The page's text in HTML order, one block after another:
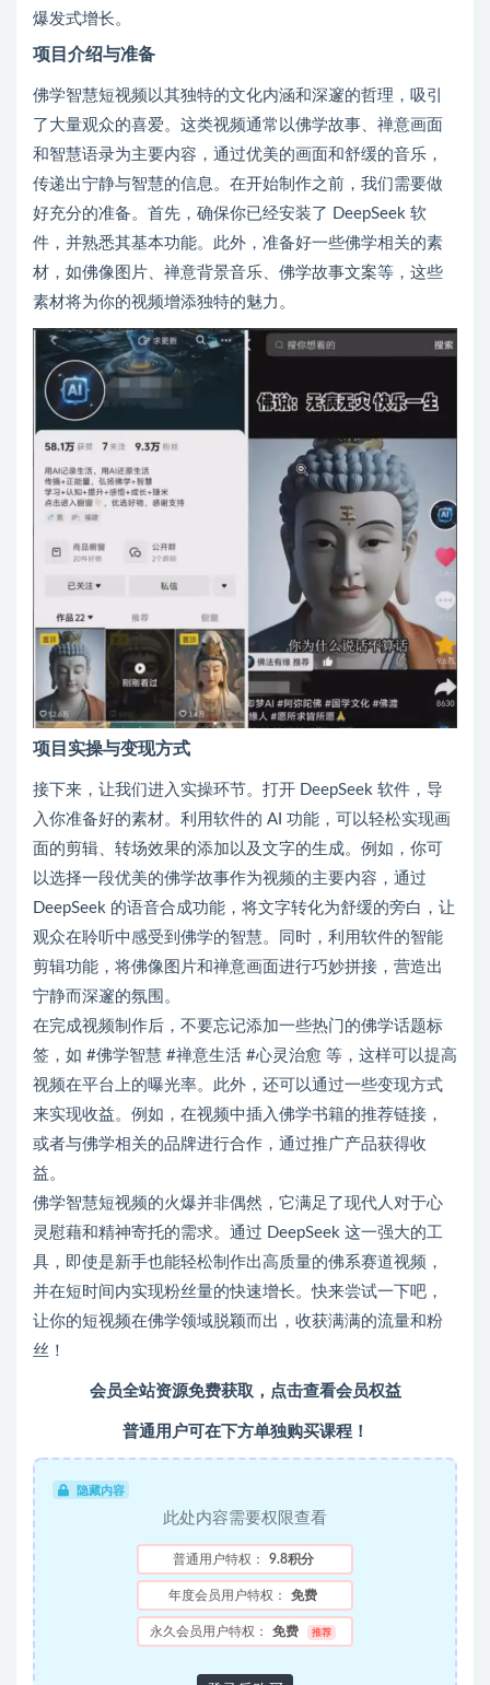
爆发式增长。
项目介绍与准备
佛学智慧短视频以其独特的文化内涵和深邃的哲理，吸引
了大量观众的喜爱。这类视频通常以佛学故事、禅意画面
和智慧语录为主要内容，通过优美的画面和舒缓的音乐，
传递出宁静与智慧的信息。在开始制作之前，我们需要做
好充分的准备。首先，确保你已经安装了 DeepSeek 软
件，并熟悉其基本功能。此外，准备好一些佛学相关的素
材，如佛像图片、禅意背景音乐、佛学故事文案等，这些
素材将为你的视频增添独特的魅力。
项目实操与变现方式
接下来，让我们进入实操环节。打开 DeepSeek 软件，导
入你准备好的素材。利用软件的 AI 功能，可以轻松实现画
面的剪辑、转场效果的添加以及文字的生成。例如，你可
以选择一段优美的佛学故事作为视频的主要内容，通过
DeepSeek 的语音合成功能，将文字转化为舒缓的旁白，让
观众在聆听中感受到佛学的智慧。同时，利用软件的智能
剪辑功能，将佛像图片和禅意画面进行巧妙拼接，营造出
宁静而深邃的氛围。
在完成视频制作后，不要忘记添加一些热门的佛学话题标
签，如 #佛学智慧 #禅意生活 #心灵治愈 等，这样可以提高
视频在平台上的曝光率。此外，还可以通过一些变现方式
来实现收益。例如，在视频中插入佛学书籍的推荐链接，
或者与佛学相关的品牌进行合作，通过推广产品获得收
益。
佛学智慧短视频的火爆并非偶然，它满足了现代人对于心
灵慰藉和精神寄托的需求。通过 DeepSeek 这一强大的工
具，即使是新手也能轻松制作出高质量的佛系赛道视频，
并在短时间内实现粉丝量的快速增长。快来尝试一下吧，
让你的短视频在佛学领域脱颖而出，收获满满的流量和粉
丝！
会员全站资源免费获取，点击查看会员权益
普通用户可在下方单独购买课程！
隐藏内容
此处内容需要权限查看
普通用户特权： 9.8积分
年度会员用户特权： 免费
永久会员用户特权： 免费 推荐